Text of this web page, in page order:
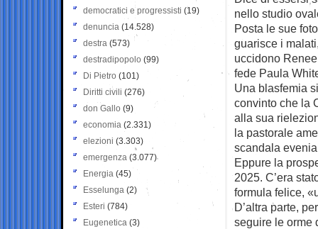
nello studio
Posta le sue
guarisce i
uccidono
fede Paula
Una blasfemia
convinto che la
alla sua
la pastorale
scandala
Eppure la
2025. C’era
formula felice,
D’altra parte,
seguire le orme
democratici e progressisti (19)
denuncia (14.528)
destra (573)
destradipopolo (99)
Di Pietro (101)
Diritti civili (276)
don Gallo (9)
economia (2.331)
elezioni (3.303)
emergenza (3.077)
Energia (45)
Esselunga (2)
Esteri (784)
Eugenetica (3)